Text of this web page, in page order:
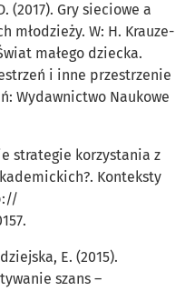
(2017). Gry sieciowe a
młodzieży. W: H. Krauze-
małego dziecka.
i inne przestrzenie
Wydawnictwo Naukowe
strategie korzystania z
Konteksty
E. (2015).
szans –